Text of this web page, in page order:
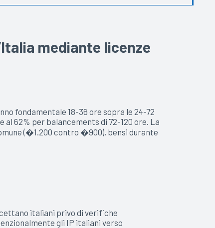
mediante licenze
fondamentale 18-36 ore sopra le 24-72
al 62% per balancements di 72-120 ore. La
(�1.200 contro �900), bensi durante
italiani privo di verifiche
gli IP italiani verso